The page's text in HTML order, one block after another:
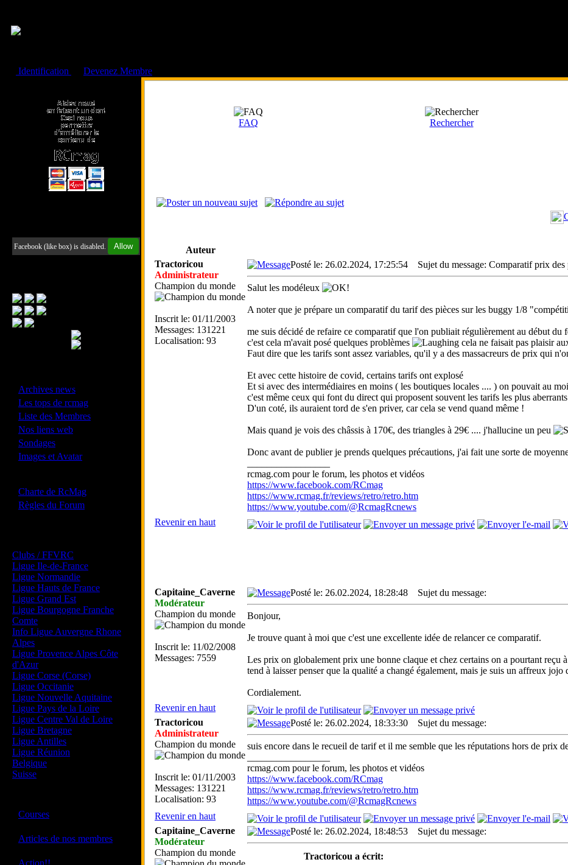
Identification
Devenez Membre
Facebook (like box) is disabled. Allow
Archives news
Les tops de rcmag
Liste des Membres
Nos liens web
Sondages
Images et Avatar
Charte de RcMag
Règles du Forum
Clubs / FFVRC
Ligue Ile-de-France
Ligue Normandie
Ligue Hauts de France
Ligue Grand Est
Ligue Bourgogne Franche
Comte
Info Ligue Auvergne Rhone
Alpes
Ligue Provence Alpes Côte
d'Azur
Ligue Corse (Corse)
Ligue Occitanie
Ligue Nouvelle Aquitaine
Ligue Pays de la Loire
Ligue Centre Val de Loire
Ligue Bretagne
Ligue Antilles
Ligue Réunion
Belgique
Suisse
Courses
Articles de nos membres
Action!!
FAQ Rechercher
Auteur
Tractoricou
Administrateur
Champion du monde
Inscrit le: 01/11/2003
Messages: 131221
Localisation: 93
Posté le: 26.02.2024, 17:25:54 Sujet du message: Comparatif prix
Salut les modéleux
A noter que je prépare un comparatif du tarif des pièces sur les buggy 1/8
me suis décidé de refaire ce comparatif que l'on publiait régulièrement au début du
c'est cela m'avait posé quelques problèmes
cela ne faisait pas plaisir
Faut dire que les tarifs sont assez variables, qu'il y a des massacreurs de prix qui
Et avec cette histoire de covid, certains tarifs ont explosé
Et si avec des intermédiaires en moins ( les boutiques locales .... ) on pouvait au
c'est même ceux qui font du direct qui proposent souvent les tarifs les plus aberrants
D'un coté, ils auraient tord de s'en priver, car cela se vend quand même !
Mais quand je vois des châssis à 170€, des triangles à 29€ .... j'hallucine un peu
Donc avant de publier je prends quelques précautions, j'ai fait une sorte de
rcmag.com pour le forum, les photos et vidéos
https://www.facebook.com/RCmag
https://www.rcmag.fr/reviews/retro/retro.htm
https://www.youtube.com/@RcmagRcnews
Revenir en haut
Capitaine_Caverne
Modérateur
Champion du monde
Inscrit le: 11/02/2008
Messages: 7559
Posté le: 26.02.2024, 18:28:48 Sujet du message:
Bonjour,
Je trouve quant à moi que c'est une excellente idée de relancer ce comparatif.
Les prix on globalement prix une bonne claque et chez certains on a pourtant reçu
tend à laisser penser que la qualité a changé également, mais je suis un affreux jojo
Cordialement.
Revenir en haut
Tractoricou
Administrateur
Champion du monde
Inscrit le: 01/11/2003
Messages: 131221
Localisation: 93
Posté le: 26.02.2024, 18:33:30 Sujet du message:
suis encore dans le recueil de tarif et il me semble que les réputations hors de prix
rcmag.com pour le forum, les photos et vidéos
https://www.facebook.com/RCmag
https://www.rcmag.fr/reviews/retro/retro.htm
https://www.youtube.com/@RcmagRcnews
Revenir en haut
Capitaine_Caverne
Modérateur
Champion du monde
Posté le: 26.02.2024, 18:48:53 Sujet du message:
Tractoricou a écrit: